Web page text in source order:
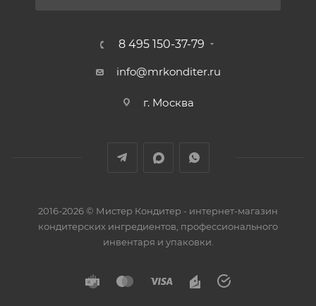
8 495 150-37-79
info@mrkonditer.ru
г. Москва
2016-2026 © Мистер Кондитер - интернет-магазин
кондитерских ингредиентов, профессионального
инвентаря и упаковки.